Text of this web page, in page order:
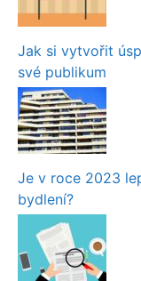
Jak si vytvořit
své publikum
Je v roce 2023
bydlení?